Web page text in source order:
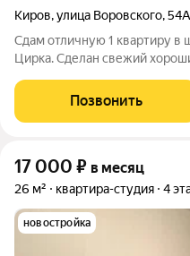
Киров,улица Воровского,54А
Сдам отличную 1 квартиру в
Цирка. Сделан свежий
застеклён. Развитая инфра-
Звоните.Пишите.
Позвонить
17 000 ₽ в месяц
26 м² квартира-студия 4
новостройка